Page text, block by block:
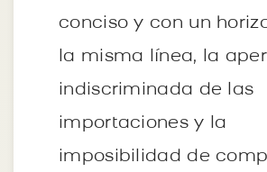
conciso y con un
la misma línea, la
indiscriminada de las
importaciones y la
imposibilidad de